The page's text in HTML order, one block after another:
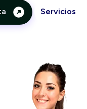
Servicios